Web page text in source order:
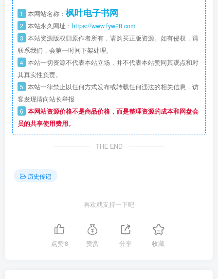
1 本网站名称： 枫叶电子书网
2 本站永久网址： https://www.fyw28.com
3 本站资源版权归原作者所有，请购买正版资源。如有侵权，请
联系我们，会第一时间下架处理。
4 本站一切资源不代表本站立场，并不代表本站赞同其观点和对
其真实性负责。
5 本站一律禁止以任何方式发布或转载任何违法的相关信息，访
客发现请向站长举报
6 本网站资源价格不是商品价格，而是整理资源的成本和网盘会
员的共享使用费用。
THE END
历史传记
喜欢就支持一下吧
点赞8 赞赏 分享 收藏